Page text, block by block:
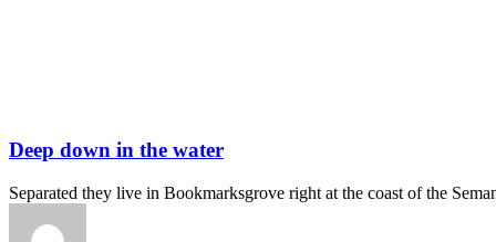
Deep down in the water
Separated they live in Bookmarksgrove right at the coast of the